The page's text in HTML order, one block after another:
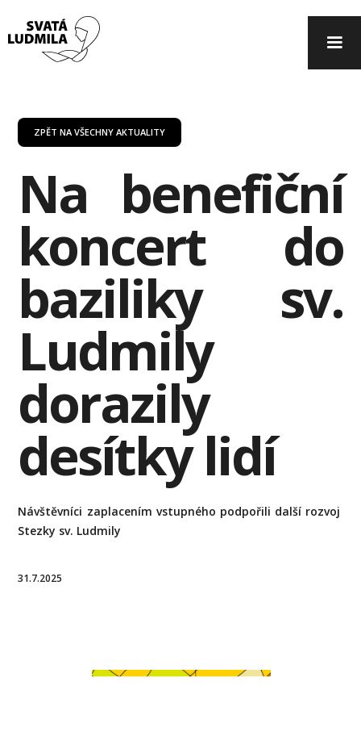
ZPĚT NA VŠECHNY AKTUALITY
Na benefiční
koncert do
baziliky sv.
Ludmily
dorazily
desítky lidí
Návštěvníci zaplacením vstupného podpořili další rozvoj
Stezky sv. Ludmily
31.7.2025